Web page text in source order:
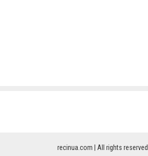
recinua.com | All rights